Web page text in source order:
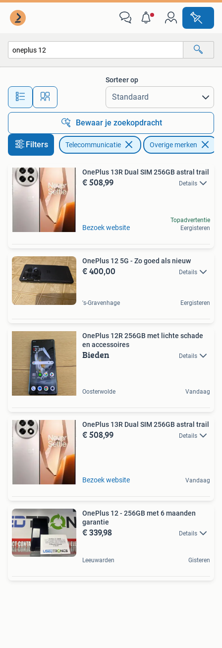
Alle afstanden…
Sorteer op
Bewaar je zoekopdracht
Filters Telecommunicatie Overige merken
OnePlus 13R Dual SIM 256GB astral trail
€ 508,99 Details
Bezoek website
Topadvertentie
Eergisteren
OnePlus 12 5G - Zo goed als nieuw
€ 400,00 Details
's-Gravenhage Eergisteren
OnePlus 12R 256GB met lichte schade
en accessoires
Bieden Details
Oosterwolde Vandaag
OnePlus 13R Dual SIM 256GB astral trail
€ 508,99 Details
Bezoek website Vandaag
OnePlus 12 - 256GB met 6 maanden
garantie
€ 339,98 Details
Leeuwarden Gisteren